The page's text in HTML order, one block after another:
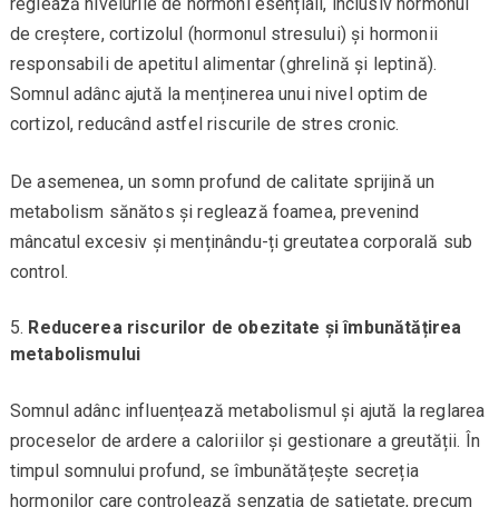
de creștere, cortizolul (hormonul stresului) și hormonii
responsabili de apetitul alimentar (ghrelină și leptină).
Somnul adânc ajută la menținerea unui nivel optim de
cortizol, reducând astfel riscurile de stres cronic.
De asemenea, un somn profund de calitate sprijină un
metabolism sănătos și reglează foamea, prevenind
mâncatul excesiv și menținându-ți greutatea corporală sub
control.
Reducerea riscurilor de obezitate și îmbunătățirea
metabolismului
Somnul adânc influențează metabolismul și ajută la reglarea
proceselor de ardere a caloriilor și gestionare a greutății. În
timpul somnului profund, se îmbunătățește secreția
hormonilor care controlează senzația de sațietate, precum